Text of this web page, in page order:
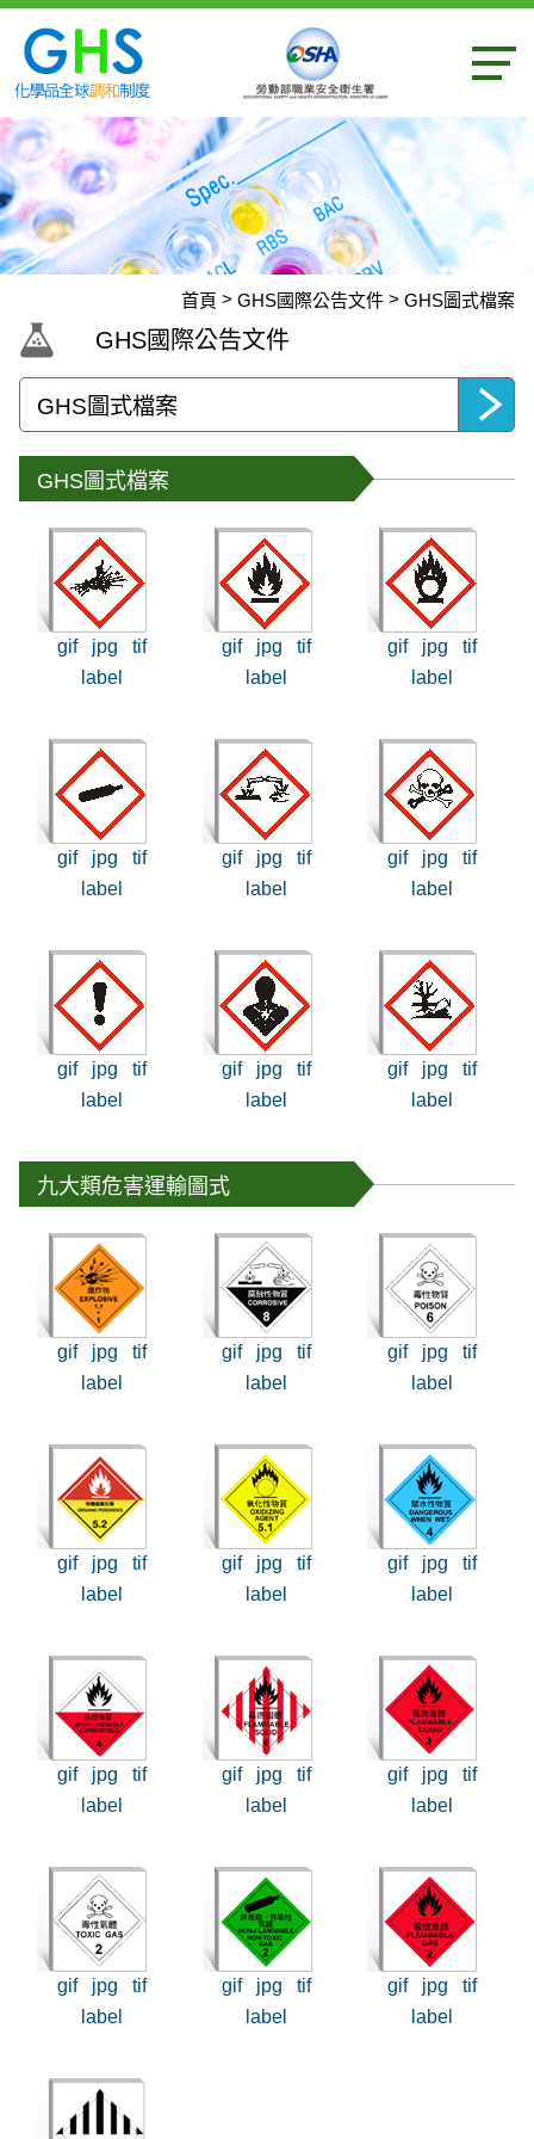
區
GHS國際公告文件
首頁 GHS國際公告文件 GHS圖式檔案
選擇頁面
GHS圖式檔案
gif jpg
tif
label
gif jpg
tif
label
gif jpg
tif
label
gif jpg
tif
label
gif jpg
tif
label
gif jpg
tif
label
gif jpg
tif
label
gif jpg
tif
label
gif jpg
tif
label
九大類危害運輸圖式
gif jpg
tif
label
gif jpg
tif
label
gif jpg
tif
label
gif jpg
tif
label
gif jpg
tif
label
gif jpg
tif
label
gif jpg
tif
label
gif jpg
tif
label
gif jpg
tif
label
gif jpg
tif
label
gif jpg
tif
label
gif jpg
tif
label